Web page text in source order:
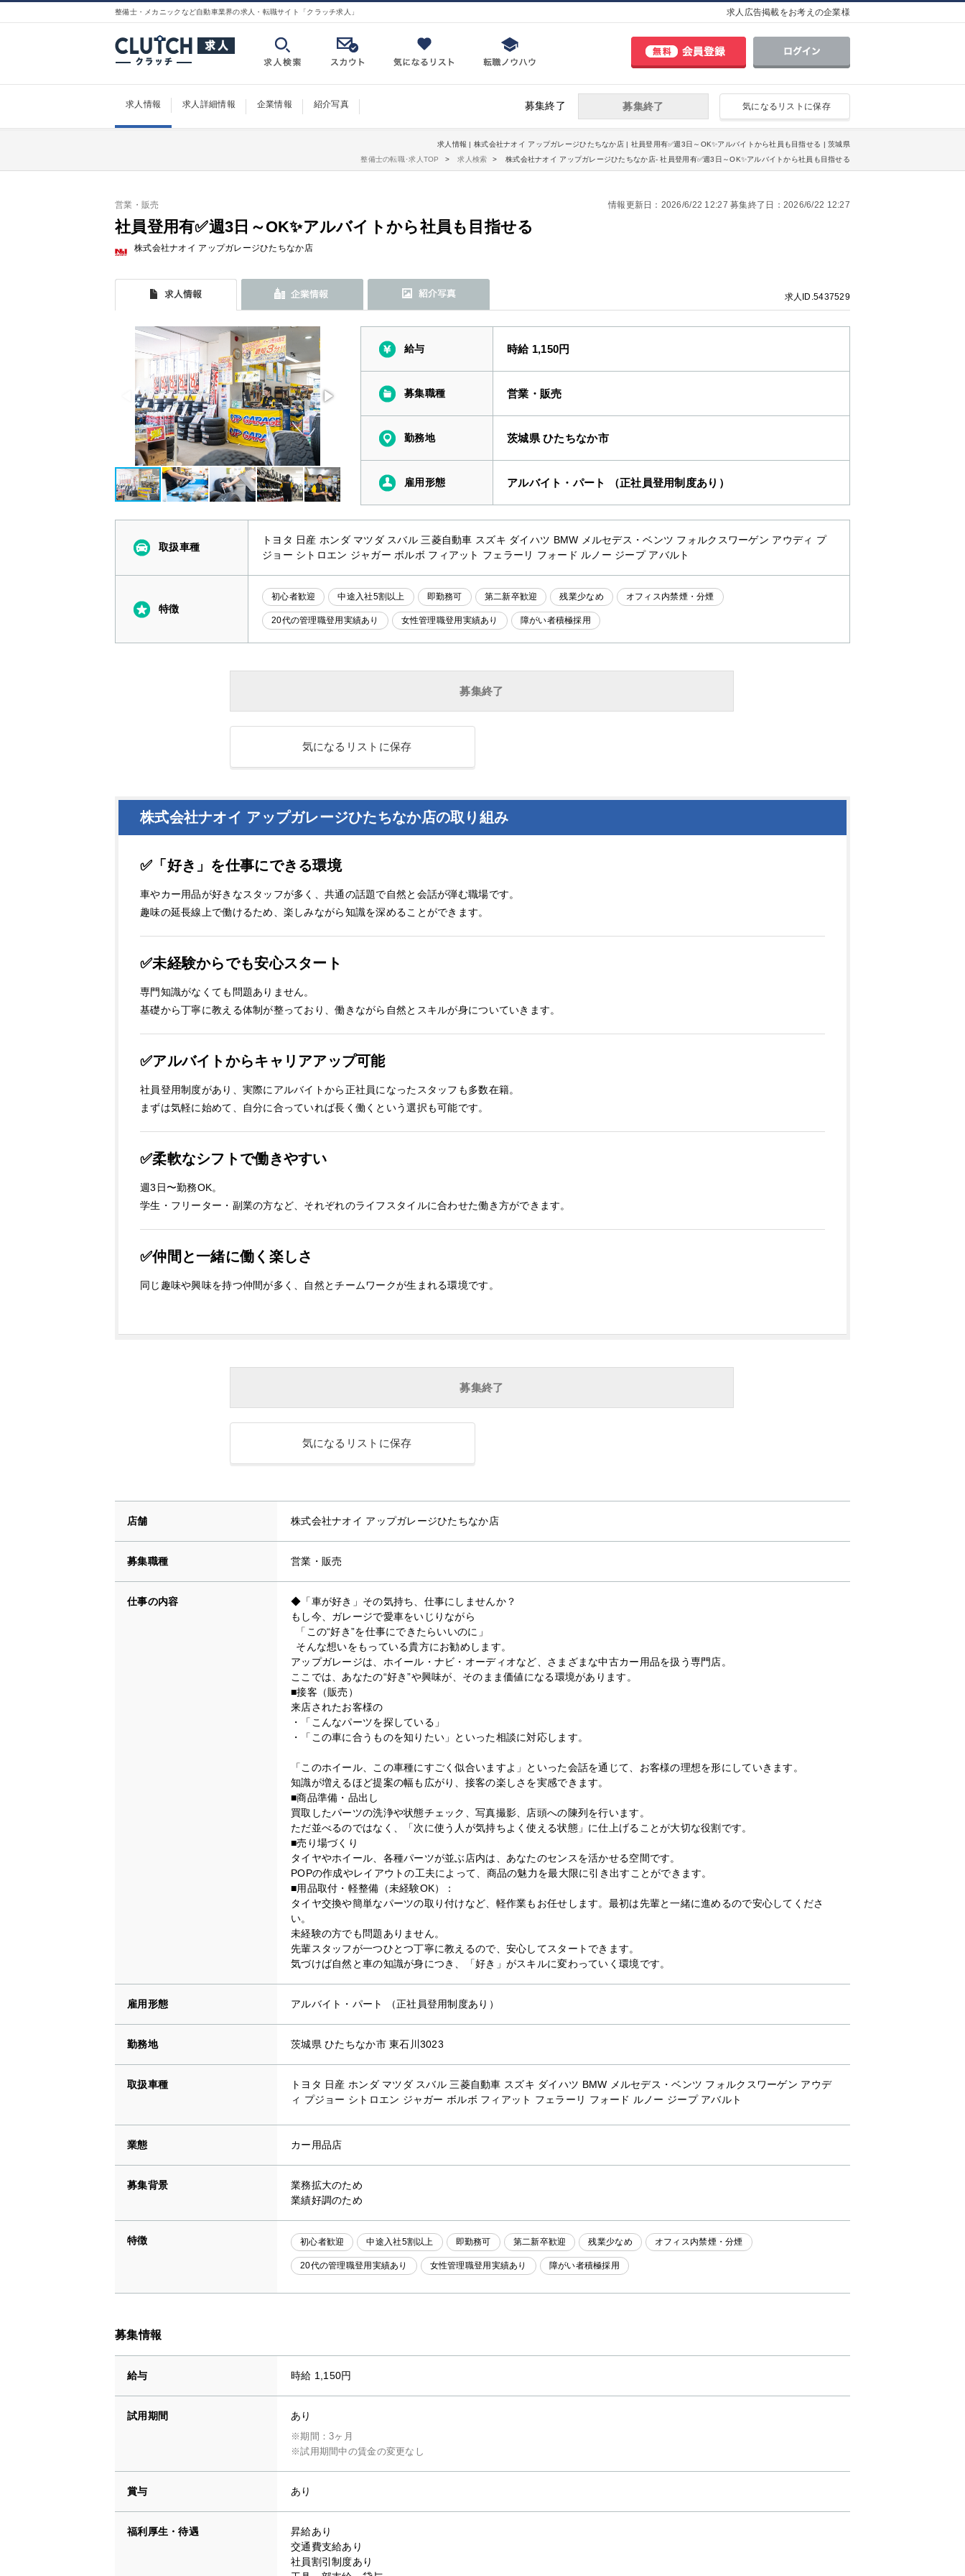
整備士・メカニックなど自動車業界の求人・転職サイト「クラッチ求人」 求人広告掲載をお考えの企業様
求人情報 求人詳細情報 企業情報 紹介写真 気になるリストに保存
募集終了
募集終了
求人情報 | 株式会社ナオイ アップガレージひたちなか店 | 社員登用有✅週3日～OK✨アルバイトから社員も目指せる | 茨城県
整備士の転職･求人TOP
求人検索 株式会社ナオイ アップガレージひたちなか店- 社員登用有✅週3日～OK✨アルバイトから社員も目指せる
情報更新日：2026/6/22 12:27 募集終了日：2026/6/22 12:27
営業・販売
社員登用有✅週3日～OK✨アルバイトから社員も目指せる
株式会社ナオイ アップガレージひたちなか店
求人ID.5437529
給与 時給 1,150円
募集職種 営業・販売
勤務地 茨城県 ひたちなか市
雇用形態 アルバイト・パート （正社員登用制度あり）
取扱車種
トヨタ 日産 ホンダ マツダ スバル 三菱自動車 スズキ ダイハツ BMW メルセデス・ベンツ フォルクスワーゲン アウディ プ
ジョー シトロエン ジャガー ボルボ フィアット フェラーリ フォード ルノー ジープ アバルト
特徴
初心者歓迎 中途入社5割以上 即勤務可 第二新卒歓迎 残業少なめ オフィス内禁煙・分煙
20代の管理職登用実績あり 女性管理職登用実績あり 障がい者積極採用
募集終了
気になるリストに保存
株式会社ナオイ アップガレージひたちなか店の取り組み
✅「好き」を仕事にできる環境
車やカー用品が好きなスタッフが多く、共通の話題で自然と会話が弾む職場です。
趣味の延長線上で働けるため、楽しみながら知識を深めることができます。
✅未経験からでも安心スタート
専門知識がなくても問題ありません。
基礎から丁寧に教える体制が整っており、働きながら自然とスキルが身についていきます。
✅アルバイトからキャリアアップ可能
社員登用制度があり、実際にアルバイトから正社員になったスタッフも多数在籍。
まずは気軽に始めて、自分に合っていれば長く働くという選択も可能です。
✅柔軟なシフトで働きやすい
週3日〜勤務OK。
学生・フリーター・副業の方など、それぞれのライフスタイルに合わせた働き方ができます。
✅仲間と一緒に働く楽しさ
同じ趣味や興味を持つ仲間が多く、自然とチームワークが生まれる環境です。
募集終了
気になるリストに保存
店舗 株式会社ナオイ アップガレージひたちなか店
募集職種 営業・販売
仕事の内容
◆「車が好き」その気持ち、仕事にしませんか？
もし今、ガレージで愛車をいじりながら
「この“好き”を仕事にできたらいいのに」
そんな想いをもっている貴方にお勧めします。
アップガレージは、ホイール・ナビ・オーディオなど、さまざまな中古カー用品を扱う専門店。
ここでは、あなたの“好き”や興味が、そのまま価値になる環境があります。
■接客（販売）
来店されたお客様の
・「こんなパーツを探している」
・「この車に合うものを知りたい」といった相談に対応します。
「このホイール、この車種にすごく似合いますよ」といった会話を通じて、お客様の理想を形にしていきます。
知識が増えるほど提案の幅も広がり、接客の楽しさを実感できます。
■商品準備・品出し
買取したパーツの洗浄や状態チェック、写真撮影、店頭への陳列を行います。
ただ並べるのではなく、「次に使う人が気持ちよく使える状態」に仕上げることが大切な役割です。
■売り場づくり
タイヤやホイール、各種パーツが並ぶ店内は、あなたのセンスを活かせる空間です。
POPの作成やレイアウトの工夫によって、商品の魅力を最大限に引き出すことができます。
■用品取付・軽整備（未経験OK）：
タイヤ交換や簡単なパーツの取り付けなど、軽作業もお任せします。最初は先輩と一緒に進めるので安心してくださ
い。
未経験の方でも問題ありません。
先輩スタッフが一つひとつ丁寧に教えるので、安心してスタートできます。
気づけば自然と車の知識が身につき、「好き」がスキルに変わっていく環境です。
雇用形態 アルバイト・パート （正社員登用制度あり）
勤務地 茨城県 ひたちなか市 東石川3023
取扱車種
トヨタ 日産 ホンダ マツダ スバル 三菱自動車 スズキ ダイハツ BMW メルセデス・ベンツ フォルクスワーゲン アウデ
ィ プジョー シトロエン ジャガー ボルボ フィアット フェラーリ フォード ルノー ジープ アバルト
業態 カー用品店
募集背景
業務拡大のため
業績好調のため
特徴 初心者歓迎 中途入社5割以上 即勤務可 第二新卒歓迎 残業少なめ オフィス内禁煙・分煙
20代の管理職登用実績あり 女性管理職登用実績あり 障がい者積極採用
募集情報
給与 時給 1,150円
試用期間 あり
※期間：3ヶ月
※試用期間中の賃金の変更なし
賞与 あり
福利厚生・待遇
昇給あり
交通費支給あり
社員割引制度あり